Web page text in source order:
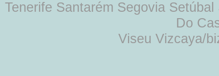
Tenerife Santarém Segovia
Do
Viseu Vizcaya/